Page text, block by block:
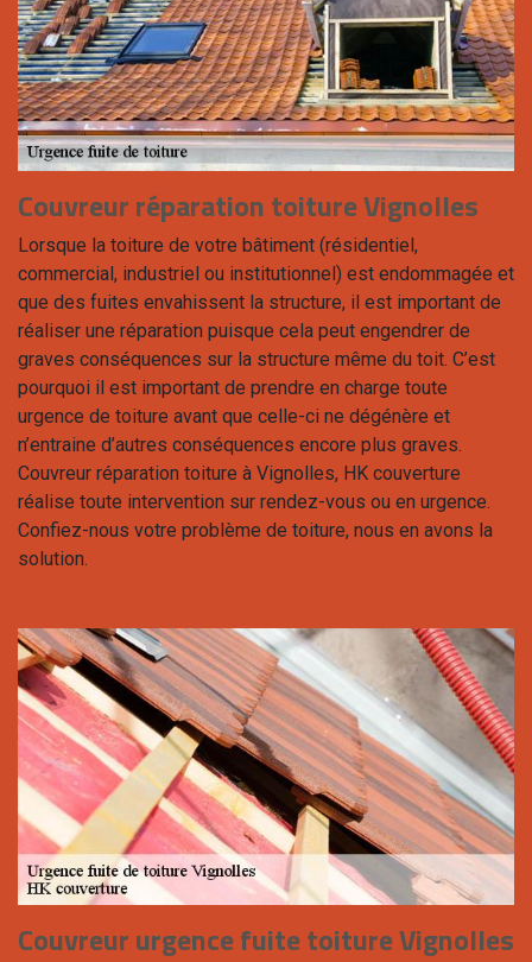
Couvreur réparation toiture Vignolles
Lorsque la toiture de votre bâtiment (résidentiel,
commercial, industriel ou institutionnel) est endommagée et
que des fuites envahissent la structure, il est important de
réaliser une réparation puisque cela peut engendrer de
graves conséquences sur la structure même du toit. C’est
pourquoi il est important de prendre en charge toute
urgence de toiture avant que celle-ci ne dégénère et
n’entraine d’autres conséquences encore plus graves.
Couvreur réparation toiture à Vignolles, HK couverture
réalise toute intervention sur rendez-vous ou en urgence.
Confiez-nous votre problème de toiture, nous en avons la
solution.
Couvreur urgence fuite toiture Vignolles